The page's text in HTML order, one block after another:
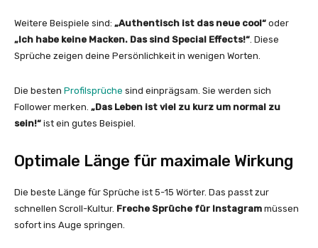
Weitere Beispiele sind: „Authentisch ist das neue cool“ oder
„Ich habe keine Macken. Das sind Special Effects!“ . Diese
Sprüche zeigen deine Persönlichkeit in wenigen Worten.
Die besten Profilsprüche sind einprägsam. Sie werden sich
Follower merken. „Das Leben ist viel zu kurz um normal zu
sein!“ ist ein gutes Beispiel.
Optimale Länge für maximale Wirkung
Die beste Länge für Sprüche ist 5-15 Wörter. Das passt zur
schnellen Scroll-Kultur. Freche Sprüche für Instagram müssen
sofort ins Auge springen.